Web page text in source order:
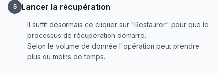
5 Lancer la récupération
Il suffit désormais de cliquer sur "Restaurer" pour que le
processus de récupération démarre.
Selon le volume de donnée l'opération peut prendre
plus ou moins de temps.